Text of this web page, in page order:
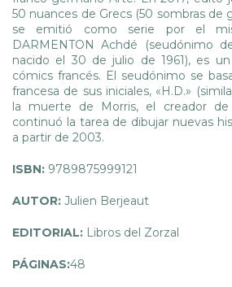
50 nuances de Grecs (50 sombras de
se emitió como serie por el
DARMENTON Achdé (seudónimo
nacido el 30 de julio de 1961), es
cómics francés. El seudónimo se
francesa de sus iniciales, «H.D.»
la muerte de Morris, el creador
continuó la tarea de dibujar nuevas
a partir de 2003.
ISBN: 9789875999121
AUTOR: Julien Berjeaut
EDITORIAL: Libros del Zorzal
PÁGINAS:48